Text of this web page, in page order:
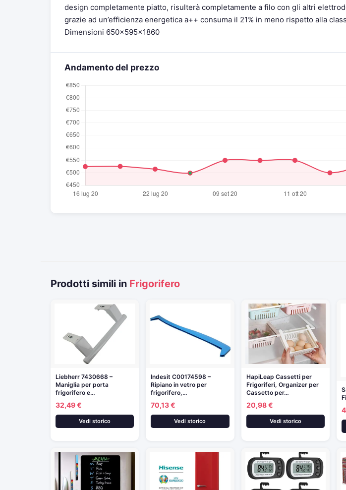
design completamente piatto, risulterà completamente a filo con gli altri
grazie ad un’efficienza energetica a++ consuma il 21% in meno rispetto alla
Dimensioni 650x595x1860
Andamento del prezzo
Prodotti simili in Frigorifero
Liebherr 7430668 –
Maniglia per porta
frigorifero e…
32,49 €
Vedi storico
Indesit C00174598 –
Ripiano in vetro per
frigorifero,…
70,13 €
Vedi storico
HapiLeap Cassetti per
Frigoriferi, Organizer per
Cassetto per…
20,98 €
Vedi storico